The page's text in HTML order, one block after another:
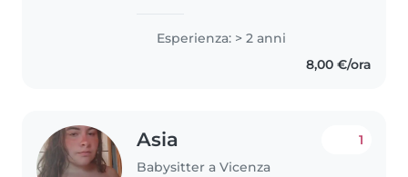
inventare giochi. Offro supporto
Esperienza: > 2 anni
8,00 €/ora
Asia
Babysitter a Vicenza
1